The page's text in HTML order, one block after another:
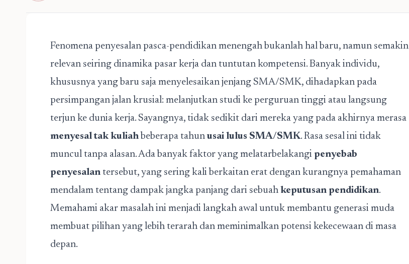
Fenomena penyesalan pasca-pendidikan menengah bukanlah hal baru, namun semakin
relevan seiring dinamika pasar kerja dan tuntutan kompetensi. Banyak individu,
khususnya yang baru saja menyelesaikan jenjang SMA/SMK, dihadapkan pada
persimpangan jalan krusial: melanjutkan studi ke perguruan tinggi atau langsung
terjun ke dunia kerja. Sayangnya, tidak sedikit dari mereka yang pada akhirnya merasa
menyesal tak kuliah beberapa tahunusai lulus SMA/SMK. Rasa sesal ini tidak
muncul tanpa alasan. Ada banyak faktor yang melatarbelakangi penyebab
penyesalan tersebut, yang sering kali berkaitan erat dengan kurangnya pemahaman
mendalam tentang dampak jangka panjang dari sebuah keputusan pendidikan.
Memahami akar masalah ini menjadi langkah awal untuk membantu generasi muda
membuat pilihan yang lebih terarah dan meminimalkan potensi kekecewaan di masa
depan.